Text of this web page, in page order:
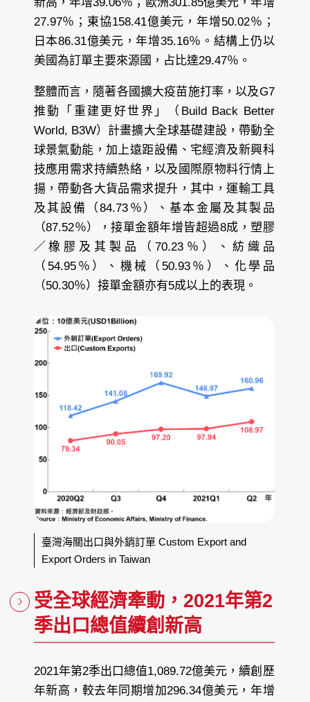
27.97％；東協158.41億美元，年增50.02％；
日本86.31億美元，年增35.16％。結構上仍以
美國為訂單主要來源國，占比達29.47％。
整體而言，隨著各國擴大疫苗施打率，以及G7
推動「重建更好世界」（Build Back Better
World, B3W）計畫擴大全球基礎建設，帶動全
球景氣動能，加上遠距設備、宅經濟及新興科
技應用需求持續熱絡，以及國際原物料行情上
揚，帶動各大貨品需求提升，其中，運輸工具
及其設備（84.73％）、基本金屬及其製品
（87.52％），接單金額年增皆超過8成，塑膠
／橡膠及其製品（70.23％）、紡織品
（54.95％）、機械（50.93％）、化學品
（50.30％）接單金額亦有5成以上的表現。
臺灣海關出口與外銷訂單 Custom Export and
Export Orders in Taiwan
受全球經濟牽動，2021年第2
季出口總值續創新高
2021年第2季出口總值1,089.72億美元，續創歷
年新高，較去年同期增加296.34億美元，年增